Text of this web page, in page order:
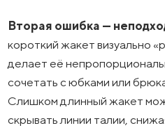
Вторая ошибка —
короткий жакет визуально
делает её
сочетать с юбками или
Слишком длинный жакет
скрывать линии талии,